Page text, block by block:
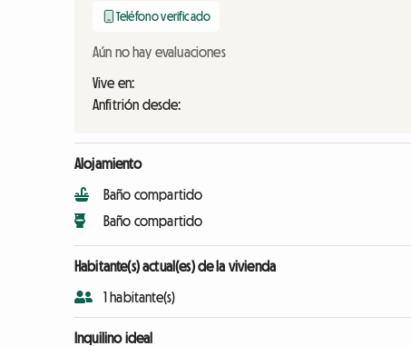
Teléfono verificado
Aún no hay evaluaciones
Vive en:
Anfitrión desde:
Alojamiento
Baño compartido
Baño compartido
Habitante(s) actual(es) de la vivienda
1 habitante(s)
Inquilino ideal